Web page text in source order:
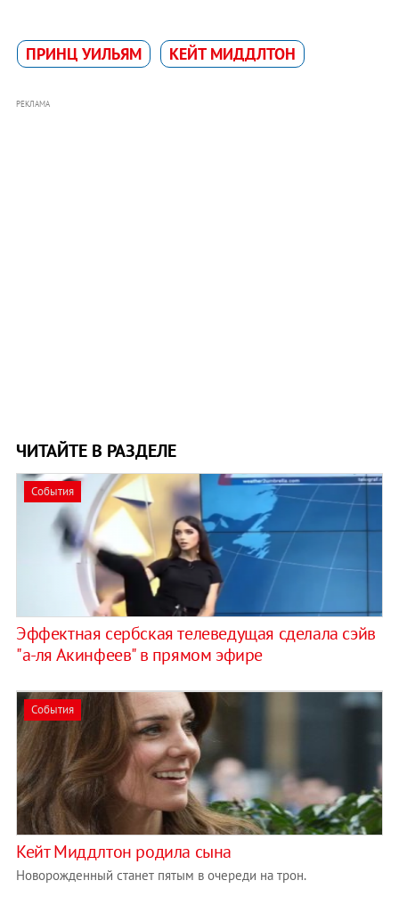
ПРИНЦ УИЛЬЯМ КЕЙТ МИДДЛТОН
РЕКЛАМА
ЧИТАЙТЕ В РАЗДЕЛЕ
События
Эффектная сербская телеведущая сделала сэйв
"а-ля Акинфеев" в прямом эфире
События
Кейт Миддлтон родила сына
Новорожденный станет пятым в очереди на трон.